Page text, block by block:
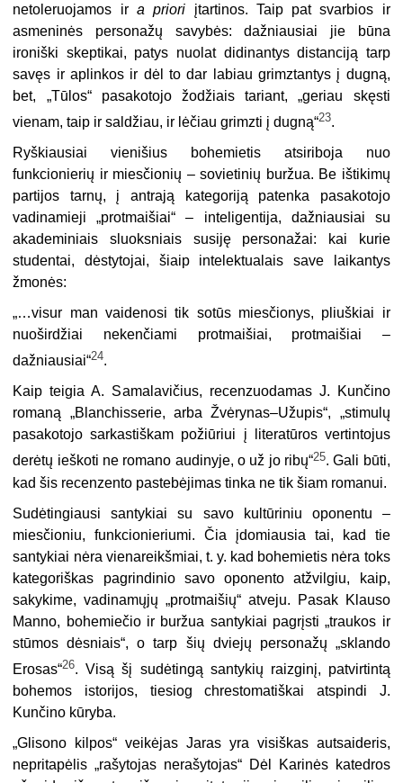
netoleruojamos ir a priori įtartinos. Taip pat svarbios ir
asmeninės personažų savybės: dažniausiai jie būna
ironiški skeptikai, patys nuolat didi­nantys distanciją tarp
savęs ir aplinkos ir dėl to dar labiau grimztantys į dugną,
bet, „Tūlos“ pasakotojo žodžiais tariant, „geriau skęsti
vienam, taip ir saldžiau, ir lėčiau grimzti į dugną“23.
Ryškiausiai vienišius bohemietis atsiriboja nuo
funkcionierių ir miesčionių – sovietinių buržua. Be ištikimų
partijos tarnų, į antrają kategoriją patenka pasakotojo
vadinamieji „protmaišiai“ – inteligentija, dažniausiai su
akademi­niais sluoksniais susiję personažai: kai kurie
studentai, dėstytojai, šiaip intelek­tualais save laikantys
žmonės:
„…visur man vaidenosi tik sotūs miesčionys, pliuškiai ir
nuoširdžiai nekenčiami protmaišiai, protmaišiai –
dažniausiai“24.
Kaip teigia A. Samalavičius, recenzuodamas J. Kunčino
romaną „Blanchisserie, arba Žvėrynas–Užupis“, „stimulų
pasakotojo sarkastiškam požiūriui į literatūros vertintojus
derėtų ieškoti ne romano audinyje, o už jo ribų“25. Gali būti,
kad šis recenzento pastebėjimas tinka ne tik šiam romanui.
Sudėtingiausi santykiai su savo kultūriniu oponentu –
miesčioniu, funk­cionieriumi. Čia įdomiausia tai, kad tie
santykiai nėra vienareikšmiai, t. y. kad bohemietis nėra toks
kategoriškas pagrindinio savo oponento atžvilgiu, kaip,
sakykime, vadinamųjų „protmaišių“ atveju. Pasak Klauso
Manno, bohemiečio ir buržua santykiai pagrįsti „traukos ir
stūmos dėsniais“, o tarp šių dviejų perso­nažų „sklando
Erosas“26. Visą šį sudėtingą santykių raizginį, patvirtintą
bohe­mos istorijos, tiesiog chrestomatiškai atspindi J.
Kunčino kūryba.
„Glisono kilpos“ veikėjas Jaras yra visiškas autsaideris,
nepritapėlis „rašytojas nerašytojas“ Dėl Karinės katedros